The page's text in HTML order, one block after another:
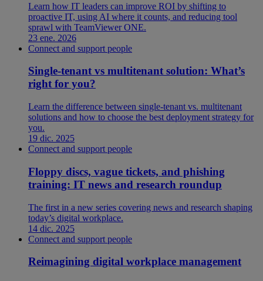
Learn how IT leaders can improve ROI by shifting to
proactive IT, using AI where it counts, and reducing tool
sprawl with TeamViewer ONE.
23 ene. 2026
Connect and support people
Single-tenant vs multitenant solution: What’s
right for you?
Learn the difference between single-tenant vs. multitenant
solutions and how to choose the best deployment strategy for
you.
19 dic. 2025
Connect and support people
Floppy discs, vague tickets, and phishing
training: IT news and research roundup
The first in a new series covering news and research shaping
today’s digital workplace.
14 dic. 2025
Connect and support people
Reimagining digital workplace management